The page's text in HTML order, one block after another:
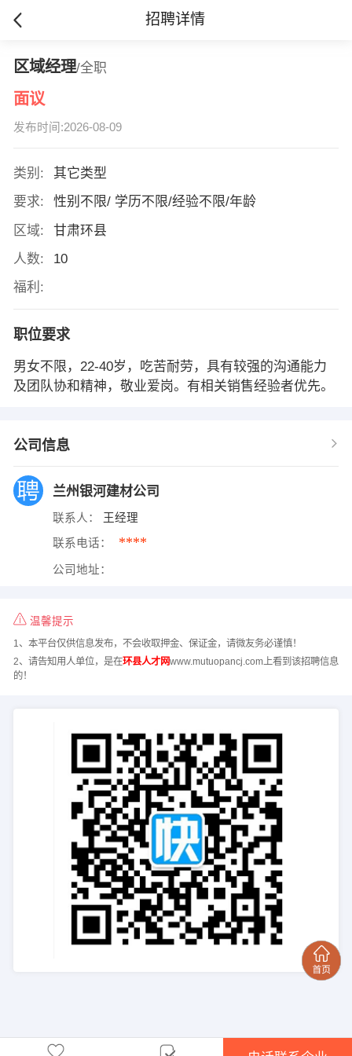
招聘详情
区域经理/全职
面议
发布时间:2026-08-09
类别:
其它类型
要求:
性别不限/ 学历不限/经验不限/年龄
区域:
甘肃环县
人数:
10
福利:
职位要求
男女不限，22-40岁，吃苦耐劳，具有较强的沟通能力
及团队协和精神，敬业爱岗。有相关销售经验者优先。
公司信息
兰州银河建材公司
联系人： 王经理
联系电话： ****
公司地址：
温馨提示
1、本平台仅供信息发布，不会收取押金、保证金，请微友务必谨慎！
2、请告知用人单位，是在环县人才网www.mutuopancj.com上看到该招聘信息
的！